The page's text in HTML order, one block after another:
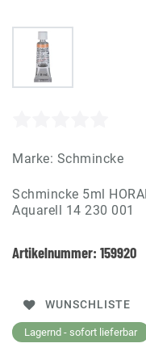
Marke: Schmincke
Schmincke 5ml
Aquarell 14 230 001
Artikelnummer: 159920
WUNSCHLISTE
Lagernd - sofort lieferbar